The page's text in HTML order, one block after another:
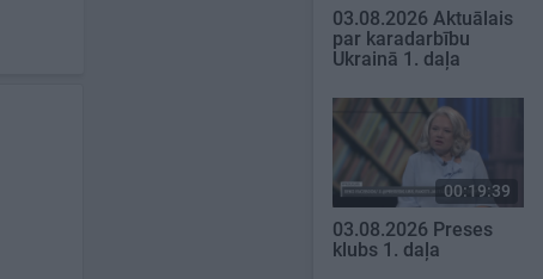
03.08.2026 Aktuālais
par karadarbību
Ukrainā 1. daļa
00:19:39
03.08.2026 Preses
klubs 1. daļa